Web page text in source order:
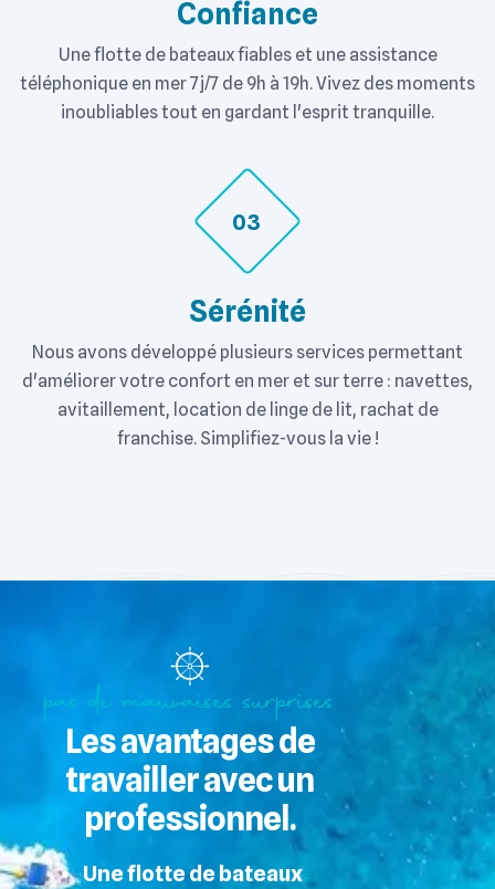
Confiance
Une flotte de bateaux fiables et une assistance
téléphonique en mer 7j/7 de 9h à 19h. Vivez des moments
inoubliables tout en gardant l'esprit tranquille.
03
Sérénité
Nous avons développé plusieurs services permettant
d'améliorer votre confort en mer et sur terre : navettes,
avitaillement, location de linge de lit, rachat de
franchise. Simplifiez-vous la vie !
pas de mauvaises surprises
Les avantages de
travailler avec un
professionnel.
Une flotte de bateaux